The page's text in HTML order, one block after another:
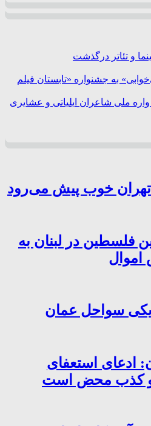
و تئاتر درگذشت
به جشنواره «تابستان فیلم
ملی شاعران ایلیاتی و عشایری
تهران خوب پیش می‌رود
فلسطین در لبنان به
اموال
سواحل عمان
ادعای استعفای
و کذب محض است